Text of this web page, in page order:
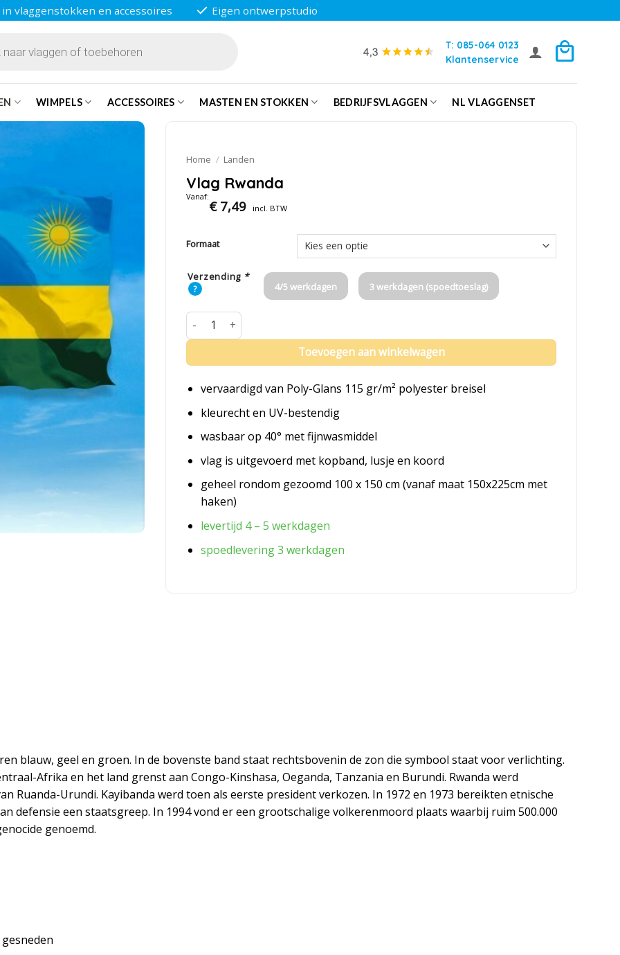
vlaggenstokken en accessoires Eigen ontwerpstudio
T: 085-064 0123
Klantenservice
WIMPELS ACCESSOIRES MASTEN EN STOKKEN BEDRIJFSVLAGGEN NL VLAGGENSET
Home / Landen
Vlag Rwanda
Vanaf:
€7,49 incl. BTW
Formaat
Verzending *
? 4/5 werkdagen 3 werkdagen (spoedtoeslag)
Vlag Rwanda aantal
Toevoegen aan winkelwagen
vervaardigd van Poly-Glans 115 gr/m² polyester breisel
kleurecht en UV-bestendig
wasbaar op 40° met fijnwasmiddel
vlag is uitgevoerd met kopband, lusje en koord
geheel rondom gezoomd 100 x 150 cm (vanaf maat 150x225cm met
haken)
levertijd 4 – 5 werkdagen
spoedlevering 3 werkdagen
blauw, geel en groen. In de bovenste band staat rechtsbovenin de zon die symbool staat voor verlichting.
Afrika en het land grenst aan Congo-Kinshasa, Oeganda, Tanzania en Burundi. Rwanda werd
Ruanda-Urundi. Kayibanda werd toen als eerste president verkozen. In 1972 en 1973 bereikten etnische
defensie een staatsgreep. In 1994 vond er een grootschalige volkerenmoord plaats waarbij ruim 500.000
genoemd.